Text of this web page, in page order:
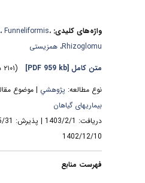
واژه‌های کلیدی: ،Funneliformis،
Rhizoglomu،همزیستی
متن کامل[PDF 959 kb]
نوع مطالعه:پژوهشي| موضوع
بیماریهای گیاهان
1402/12/10
فهرست منابع